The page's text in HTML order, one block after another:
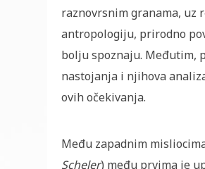
raznovrsnim granama,
antropologiju, prirodno
bolju spoznaju. Međutim,
nastojanja i njihova
ovih očekivanja.
Među zapadnim
Scheler) među prvima je